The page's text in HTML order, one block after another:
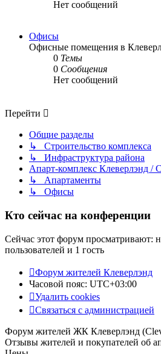
Нет сообщений
Офисы
Офисные помещения в
0 Темы
0 Сообщения
Нет сообщений
Перейти
Общие разделы
↳ Строительство комплекса
↳ Инфраструктура района
Апарт-комплекс Клеверлэнд /
↳ Апартаменты
↳ Офисы
Кто сейчас на конференции
Сейчас этот форум просматривают:
пользователей и 1 гость
Форум жителей Клеверлэнд
Часовой пояс: UTC+03:00
Удалить cookies
Связаться с администрацией
Форум жителей ЖК Клеверлэнд
Отзывы жителей и покупателей об